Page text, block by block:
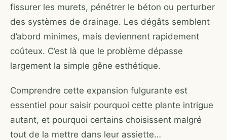
fissurer les murets, pénétrer le béton ou perturber
des systèmes de drainage. Les dégâts semblent
d’abord minimes, mais deviennent rapidement
coûteux. C’est là que le problème dépasse
largement la simple gêne esthétique.
Comprendre cette expansion fulgurante est
essentiel pour saisir pourquoi cette plante intrigue
autant, et pourquoi certains choisissent malgré
tout de la mettre dans leur assiette…